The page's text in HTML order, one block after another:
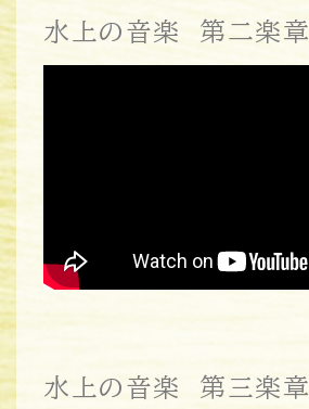
水上の音楽 第二楽章
水上の音楽 第三楽章